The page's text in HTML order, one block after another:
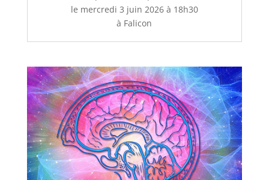
le mercredi 3 juin 2026 à 18h30
à Falicon